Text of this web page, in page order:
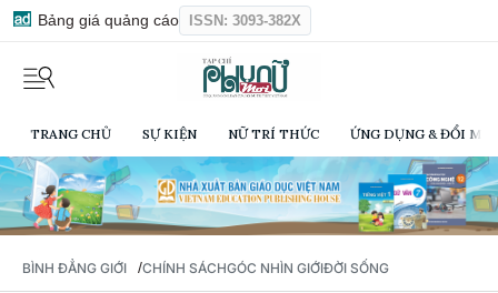
Bảng giá quảng cáo ISSN: 3093-382X
TRANG CHỦ SỰ KIỆN NỮ TRÍ THỨC ỨNG DỤNG & ĐỔI
BÌNH ĐẲNG GIỚI /CHÍNH SÁCHGÓC NHÌN GIỚIĐỜI SỐNG